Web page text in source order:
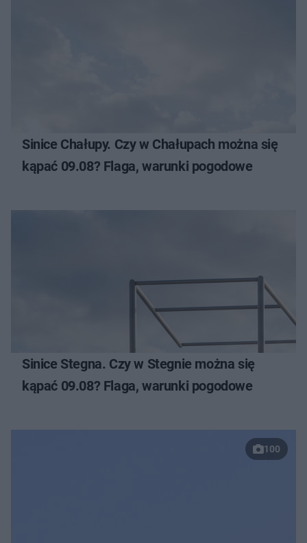
Sinice Chałupy. Czy w Chałupach można się
kąpać 09.08? Flaga, warunki pogodowe
Sinice Stegna. Czy w Stegnie można się
kąpać 09.08? Flaga, warunki pogodowe
100